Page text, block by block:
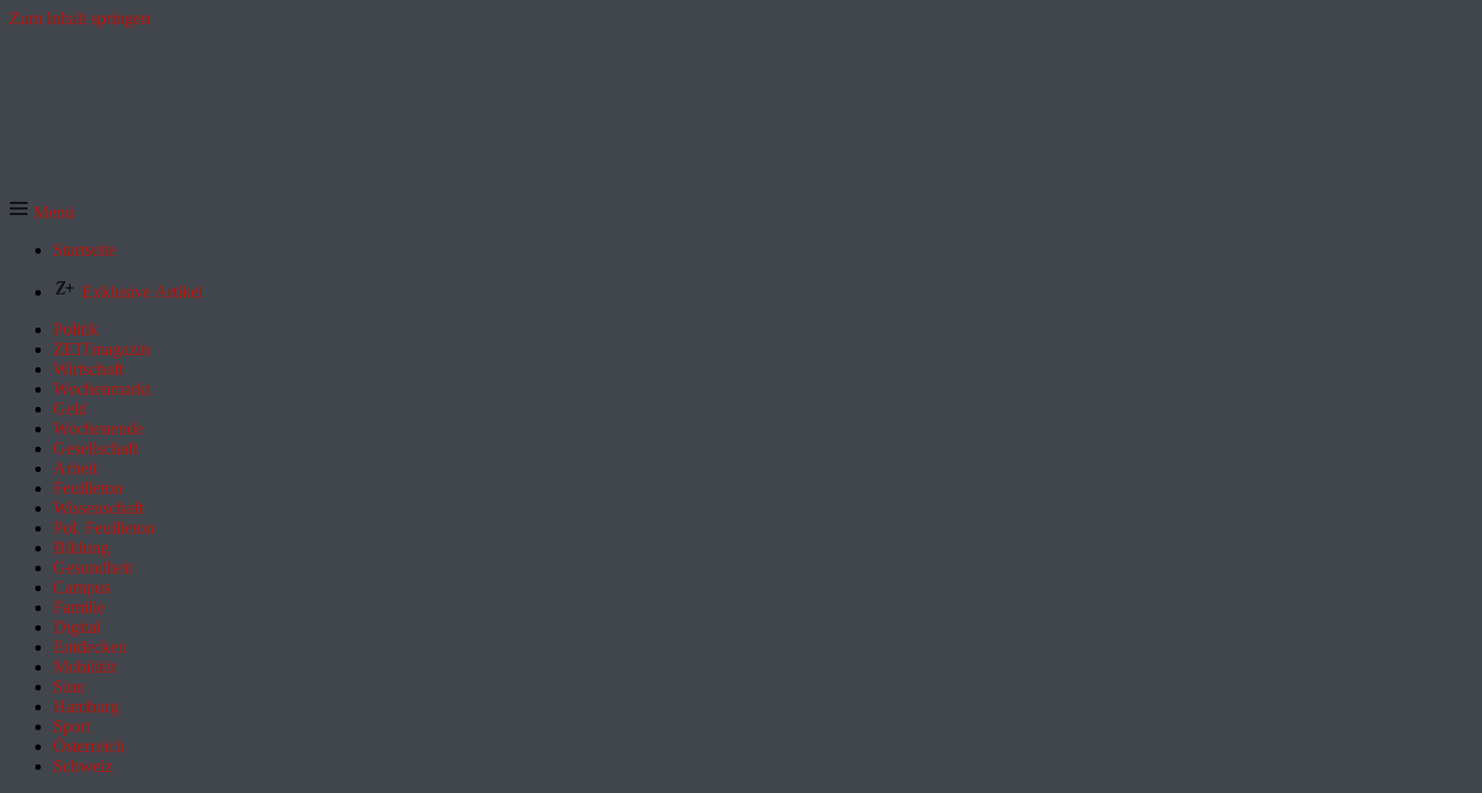
Zum Inhalt springen
Menü
Startseite
Exklusive Artikel
Politik
ZEITmagazin
Wirtschaft
Wochenmarkt
Geld
Wochenende
Gesellschaft
Arbeit
Feuilleton
Wissenschaft
Pol. Feuilleton
Bildung
Gesundheit
Campus
Familie
Digital
Entdecken
Mobilität
Sinn
Hamburg
Sport
Österreich
Schweiz